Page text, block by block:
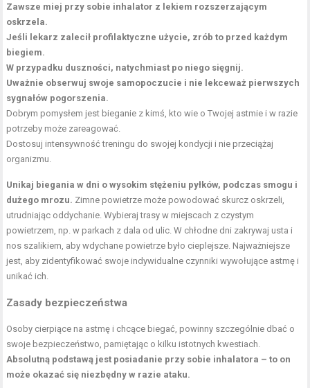
Zawsze miej przy sobie inhalator z lekiem rozszerzającym
oskrzela.
Jeśli lekarz zalecił profilaktyczne użycie, zrób to przed każdym
biegiem.
W przypadku duszności, natychmiast po niego sięgnij.
Uważnie obserwuj swoje samopoczucie i nie lekceważ pierwszych
sygnałów pogorszenia.
Dobrym pomysłem jest bieganie z kimś, kto wie o Twojej astmie i w razie
potrzeby może zareagować.
Dostosuj intensywność treningu do swojej kondycji i nie przeciążaj
organizmu.
Unikaj biegania w dni o wysokim stężeniu pyłków, podczas smogu i
dużego mrozu. Zimne powietrze może powodować skurcz oskrzeli,
utrudniając oddychanie. Wybieraj trasy w miejscach z czystym
powietrzem, np. w parkach z dala od ulic. W chłodne dni zakrywaj usta i
nos szalikiem, aby wdychane powietrze było cieplejsze. Najważniejsze
jest, aby zidentyfikować swoje indywidualne czynniki wywołujące astmę i
unikać ich.
Zasady bezpieczeństwa
Osoby cierpiące na astmę i chcące biegać, powinny szczególnie dbać o
swoje bezpieczeństwo, pamiętając o kilku istotnych kwestiach.
Absolutną podstawą jest posiadanie przy sobie inhalatora – to on
może okazać się niezbędny w razie ataku.